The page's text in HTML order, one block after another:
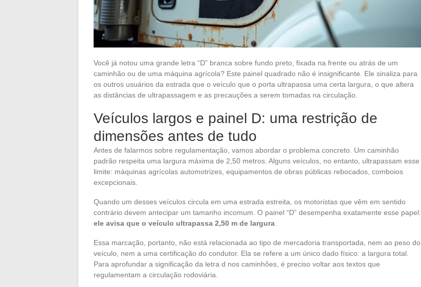
Você já notou uma grande letra “D” branca sobre fundo preto, fixada na frente ou atrás de um
caminhão ou de uma máquina agrícola? Este painel quadrado não é insignificante. Ele sinaliza para
os outros usuários da estrada que o veículo que o porta ultrapassa uma certa largura, o que altera
as distâncias de ultrapassagem e as precauções a serem tomadas na circulação.
Veículos largos e painel D: uma restrição de
dimensões antes de tudo
Antes de falarmos sobre regulamentação, vamos abordar o problema concreto. Um caminhão
padrão respeita uma largura máxima de 2,50 metros. Alguns veículos, no entanto, ultrapassam esse
limite: máquinas agrícolas automotrizes, equipamentos de obras públicas rebocados, comboios
excepcionais.
Quando um desses veículos circula em uma estrada estreita, os motoristas que vêm em sentido
contrário devem antecipar um tamanho incomum. O painel “D” desempenha exatamente esse papel:
ele avisa que o veículo ultrapassa 2,50 m de largura
Essa marcação, portanto, não está relacionada ao tipo de mercadoria transportada, nem ao peso do
veículo, nem a uma certificação do condutor. Ela se refere a um único dado físico: a largura total.
Para aprofundar a significação da letra d nos caminhões, é preciso voltar aos textos que
regulamentam a circulação rodoviária.